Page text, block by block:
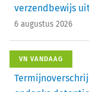
verzendbewijs
6 augustus 2026
VN VANDAAG